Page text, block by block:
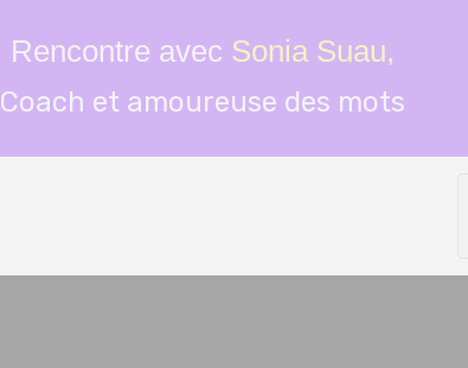
Rencontre avec Sonia Suau,
Coach et amoureuse des mots